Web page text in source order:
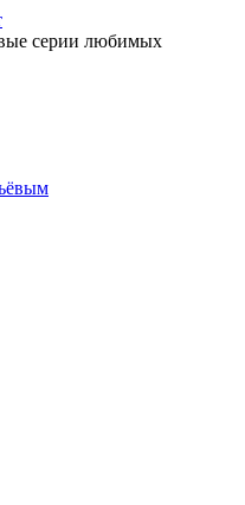
серии любимых